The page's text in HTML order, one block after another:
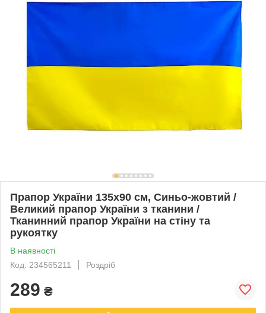
Прапор України 135х90 см, Синьо-жовтий /
Великий прапор України з тканини /
Тканинний прапор України на стіну та
рукоятку
В наявності
Код: 234565211
Роздріб
289 ₴